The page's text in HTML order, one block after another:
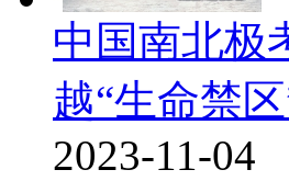
中国南北极
越“生命禁
2023-11-04